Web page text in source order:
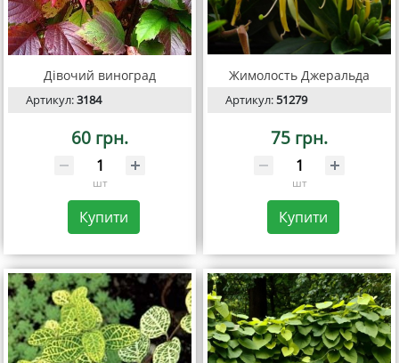
Дівочий виноград
Артикул:3184
60 грн.
шт
Купити
Жимолость Джеральда
Артикул:51279
75 грн.
шт
Купити